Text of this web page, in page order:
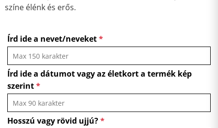
színe élénk és erős.
Írd ide a nevet/neveket*
Írd ide a dátumot vagy az életkort a termék kép
szerint*
Hosszú vagy rövid ujjú?*